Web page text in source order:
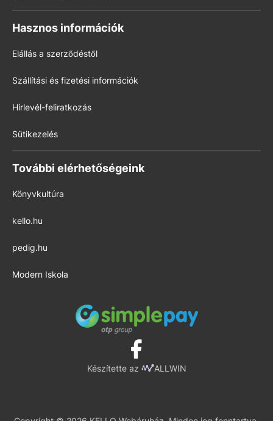
Hasznos információk
Elállás a szerződéstől
Szállítási és fizetési információk
Hírlevél-feliratkozás
Sütikezelés
További elérhetőségeink
Könyvkultúra
kello.hu
pedig.hu
Modern Iskola
Készítette az ALLWIN